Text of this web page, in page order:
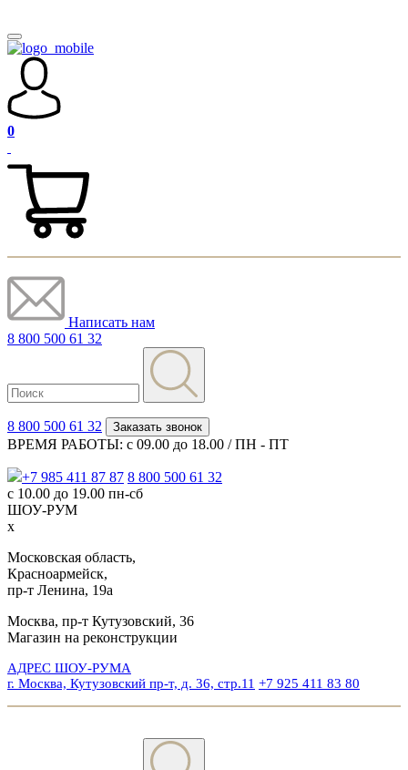
0
Написать нам
8 800 500 61 32
8 800 500 61 32 Заказать звонок
ВРЕМЯ РАБОТЫ: с 09.00 до 18.00 / ПН - ПТ
+7 985 411 87 87 8 800 500 61 32
с 10.00 до 19.00 пн-сб
ШОУ-РУМ
x
Московская область,
Красноармейск,
пр-т Ленина, 19а
Москва, пр-т Кутузовский, 36
Магазин на реконструкции
АДРЕС ШОУ-РУМА
г. Москва, Кутузовский пр-т, д. 36, стр.11 +7 925 411 83 80